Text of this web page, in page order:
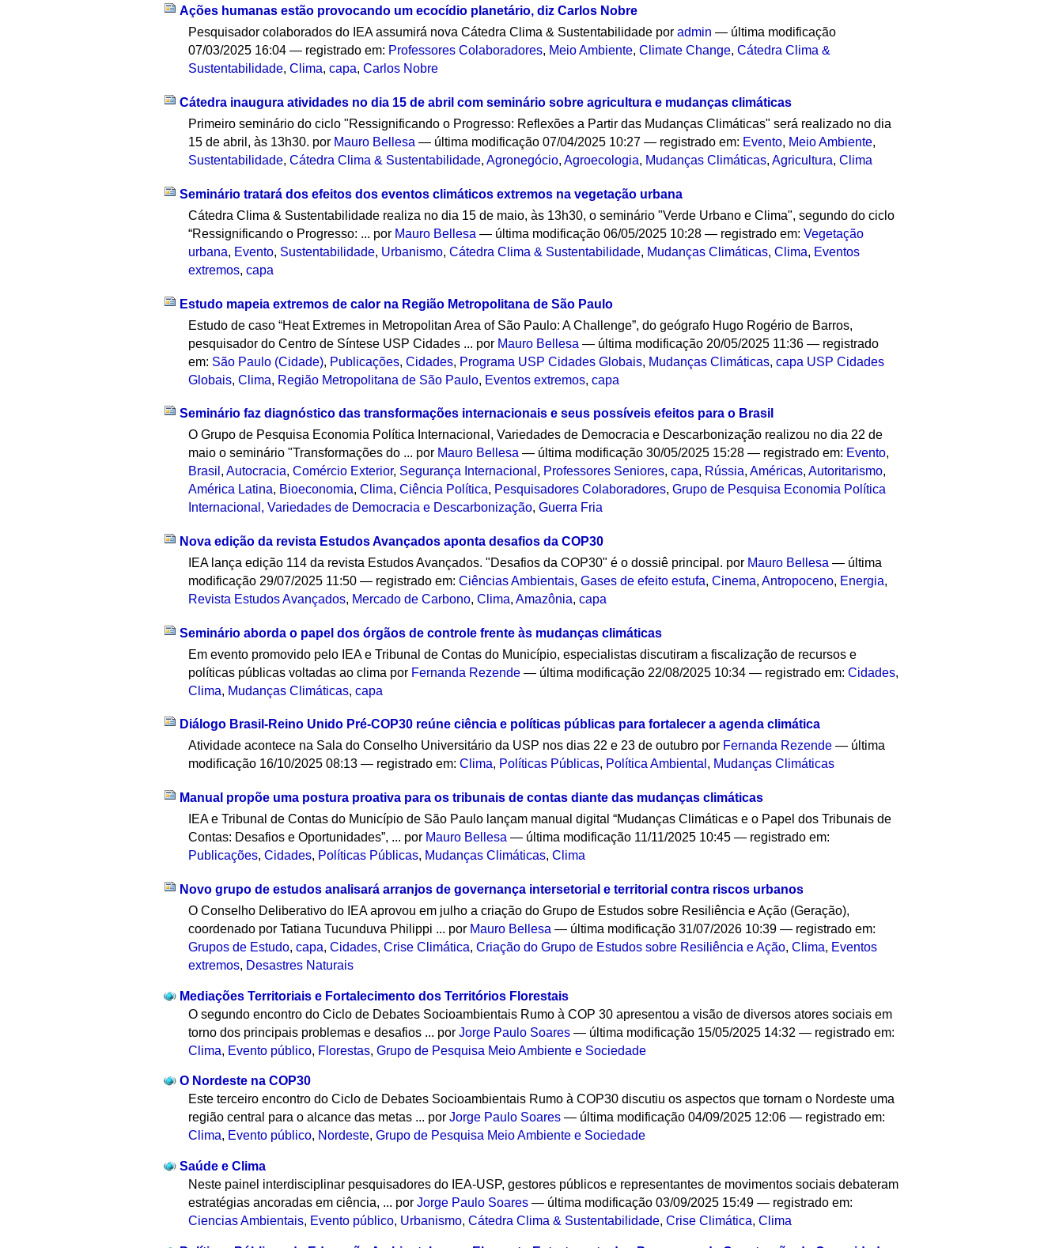
Ações humanas estão provocando um ecocídio planetário, diz Carlos Nobre
Pesquisador colaborados do IEA assumirá nova Cátedra Clima & Sustentabilidade poradmin — última modificação
07/03/2025 16:04— registrado em: Professores Colaboradores, Meio Ambiente,Climate Change,Cátedra Clima &
Sustentabilidade,Clima,capa,Carlos Nobre
Cátedra inaugura atividades no dia 15 de abril com seminário sobre agricultura e mudanças climáticas
Primeiro seminário do ciclo "Ressignificando o Progresso: Reflexões a Partir das Mudanças Climáticas" será realizado no dia
15 de abril, às 13h30. por Mauro Bellesa — última modificação 07/04/2025 10:27— registrado em: Evento, Meio Ambiente,
Sustentabilidade,Cátedra Clima & Sustentabilidade,Agronegócio,Agroecologia, Mudanças Climáticas,Agricultura,Clima
Seminário tratará dos efeitos dos eventos climáticos extremos na vegetação urbana
Cátedra Clima & Sustentabilidade realiza no dia 15 de maio, às 13h30, o seminário "Verde Urbano e Clima", segundo do ciclo
“Ressignificando o Progresso: ... por Mauro Bellesa — última modificação 06/05/2025 10:28— registrado em:Vegetação
urbana, Evento, Sustentabilidade, Urbanismo,Cátedra Clima & Sustentabilidade, Mudanças Climáticas,Clima, Eventos
extremos,capa
Estudo mapeia extremos de calor na Região Metropolitana de São Paulo
Estudo de caso “Heat Extremes in Metropolitan Area of São Paulo: A Challenge”, do geógrafo Hugo Rogério de Barros,
pesquisador do Centro de Síntese USP Cidades ... por Mauro Bellesa — última modificação 20/05/2025 11:36— registrado
em: São Paulo (Cidade), Publicações,Cidades, Programa USP Cidades Globais, Mudanças Climáticas,capa USP Cidades
Globais,Clima, Região Metropolitana de São Paulo, Eventos extremos,capa
Seminário faz diagnóstico das transformações internacionais e seus possíveis efeitos para o Brasil
O Grupo de Pesquisa Economia Política Internacional, Variedades de Democracia e Descarbonização realizou no dia 22 de
maio o seminário "Transformações do ... por Mauro Bellesa — última modificação 30/05/2025 15:28— registrado em: Evento,
Brasil ,Autocracia,Comércio Exterior, Segurança Internacional , Professores Seniores,capa, Rússia,Américas,Autoritarismo,
América Latina, Bioeconomia,Clima,Ciência Política, Pesquisadores Colaboradores,Grupo de Pesquisa Economia Política
Internacional, Variedades de Democracia e Descarbonização,Guerra Fria
Nova edição da revista Estudos Avançados aponta desafios da COP30
IEA lança edição 114 da revista Estudos Avançados. "Desafios da COP30" é o dossiê principal. por Mauro Bellesa — última
modificação 29/07/2025 11:50— registrado em:Ciências Ambientais,Gases de efeito estufa,Cinema,Antropoceno, Energia,
Revista Estudos Avançados, Mercado de Carbono,Clima,Amazônia,capa
Seminário aborda o papel dos órgãos de controle frente às mudanças climáticas
Em evento promovido pelo IEA e Tribunal de Contas do Município, especialistas discutiram a fiscalização de recursos e
políticas públicas voltadas ao clima por Fernanda Rezende — última modificação 22/08/2025 10:34— registrado em:Cidades,
Clima, Mudanças Climáticas,capa
Diálogo Brasil-Reino Unido Pré-COP30 reúne ciência e políticas públicas para fortalecer a agenda climática
Atividade acontece na Sala do Conselho Universitário da USP nos dias 22 e 23 de outubro por Fernanda Rezende — última
modificação 16/10/2025 08:13— registrado em:Clima, Políticas Públicas, Política Ambiental , Mudanças Climáticas
Manual propõe uma postura proativa para os tribunais de contas diante das mudanças climáticas
IEA e Tribunal de Contas do Município de São Paulo lançam manual digital “Mudanças Climáticas e o Papel dos Tribunais de
Contas: Desafios e Oportunidades”, ... por Mauro Bellesa — última modificação 11/11/2025 10:45— registrado em:
Publicações,Cidades, Políticas Públicas, Mudanças Climáticas,Clima
Novo grupo de estudos analisará arranjos de governança intersetorial e territorial contra riscos urbanos
O Conselho Deliberativo do IEA aprovou em julho a criação do Grupo de Estudos sobre Resiliência e Ação (Geração),
coordenado por Tatiana Tucunduva Philippi ... por Mauro Bellesa — última modificação 31/07/2026 10:39— registrado em:
Grupos de Estudo,capa,Cidades,Crise Climática,Criação do Grupo de Estudos sobre Resiliência e Ação,Clima, Eventos
extremos, Desastres Naturais
Mediações Territoriais e Fortalecimento dos Territórios Florestais
O segundo encontro do Ciclo de Debates Socioambientais Rumo à COP 30 apresentou a visão de diversos atores sociais em
torno dos principais problemas e desafios ... porJorge Paulo Soares — última modificação 15/05/2025 14:32— registrado em:
Clima, Evento público, Florestas,Grupo de Pesquisa Meio Ambiente e Sociedade
O Nordeste na COP30
Este terceiro encontro do Ciclo de Debates Socioambientais Rumo à COP30 discutiu os aspectos que tornam o Nordeste uma
região central para o alcance das metas ... porJorge Paulo Soares — última modificação 04/09/2025 12:06— registrado em:
Clima, Evento público, Nordeste,Grupo de Pesquisa Meio Ambiente e Sociedade
Saúde e Clima
Neste painel interdisciplinar pesquisadores do IEA‑USP, gestores públicos e representantes de movimentos sociais debateram
estratégias ancoradas em ciência, ... porJorge Paulo Soares — última modificação 03/09/2025 15:49— registrado em:
Ciencias Ambientais, Evento público, Urbanismo,Cátedra Clima & Sustentabilidade,Crise Climática,Clima